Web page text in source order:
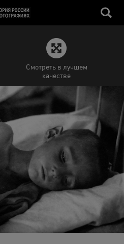
Смотреть в лучшем
качестве